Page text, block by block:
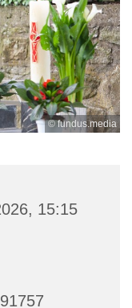
© fundus.media
15:15